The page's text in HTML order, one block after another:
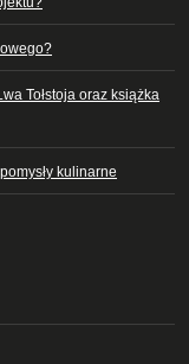
Tołstoja oraz książka
kulinarne